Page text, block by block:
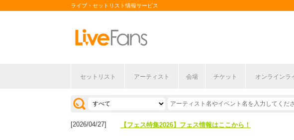
ライブ・セットリスト情報サービス
セットリスト アーティスト 会場 チケット オンラインラ
[2026/07/28] 【ライブ動員ランキング】2026年上半期編発表！
[2026/04/27] 【フェス特集2026】フェス情報はここから！